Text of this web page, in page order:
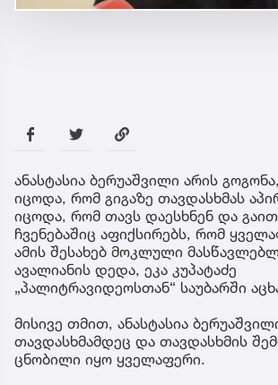
ანასტასია ბერუაშვილი არის
იცოდა, რომ გიგაზე თავდასხმას
იცოდა, რომ თავს დაესხნენ და
ჩვენებაშიც აფიქსირებს, რომ
ამის შესახებ მოკლული
ავალიანის დედა, ეკა კუპატაძე
„პალიტრავიდეოსთან“ საუბარში
მისივე თმით, ანასტასია
თავდასხმამდეც და თავდასხმის
ცნობილი იყო ყველაფერი.